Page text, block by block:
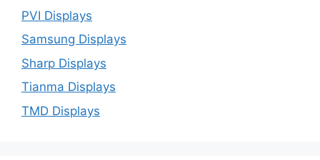
PVI Displays
Samsung Displays
Sharp Displays
Tianma Displays
TMD Displays